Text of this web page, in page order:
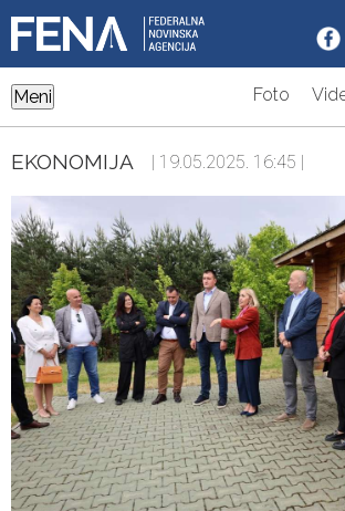
Meni Foto
EKONOMIJA | 19.05.2025. 16:45 |